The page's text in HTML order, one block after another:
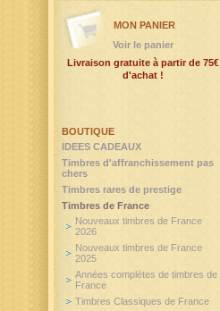
BOUTIQUE
IDEES CADEAUX
Timbres d'affranchissement pas
chers
Timbres rares de prestige
Timbres de France
Nouveaux timbres de France
2026
Nouveaux timbres de France
2025
Années complètes de timbres de
France
Timbres Classiques de France
MON PANIER
Voir le panier
Livraison gratuite à partir de 75€
d'achat !